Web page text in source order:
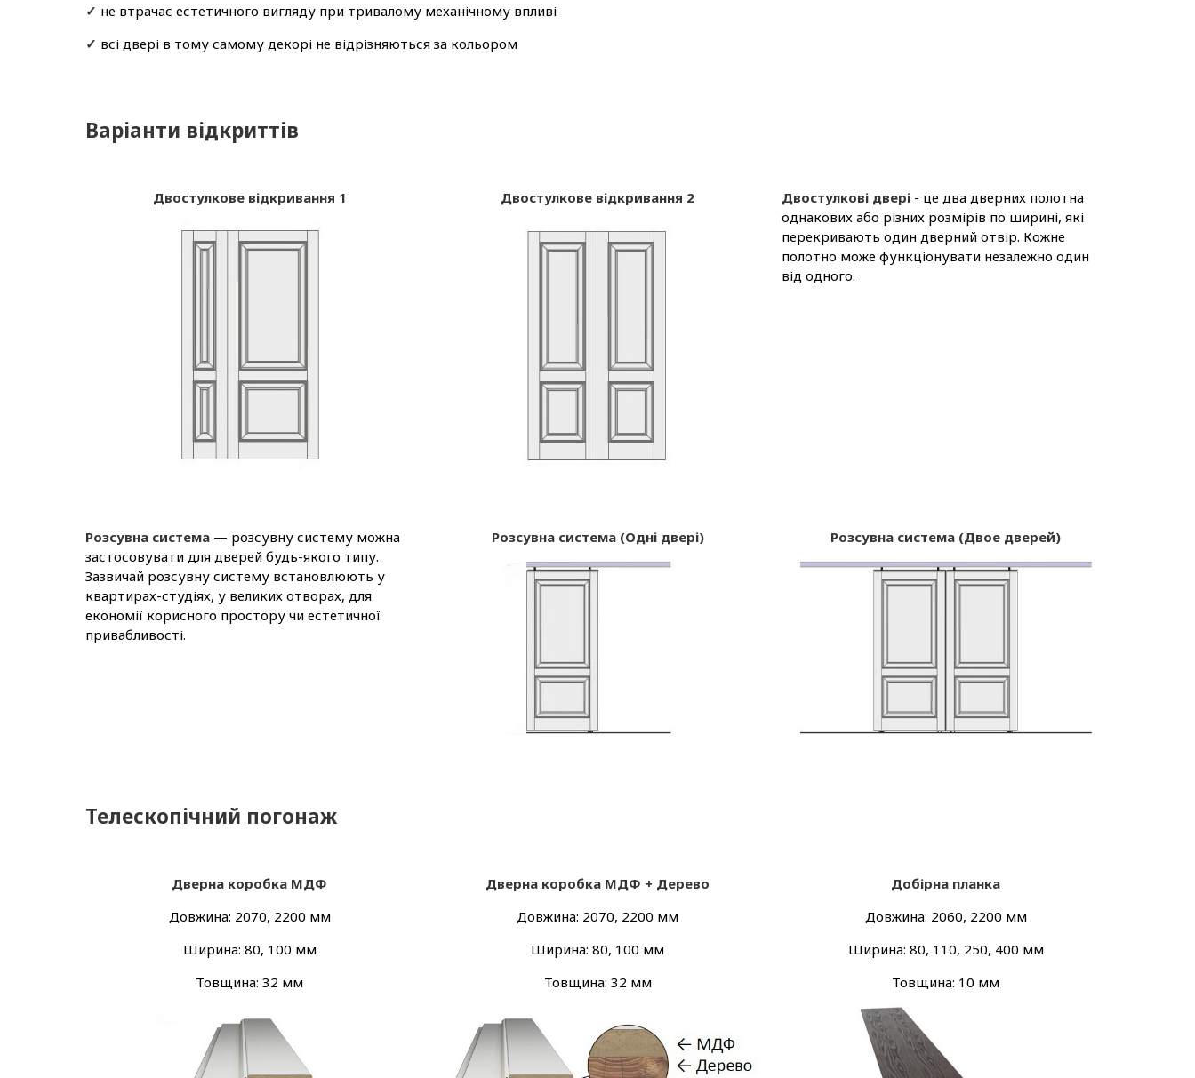
✓ не втрачає естетичного вигляду при тривалому механічному впливі
✓ всі двері в тому самому декорі не відрізняються за кольором
Варіанти відкриттів
Двостулкове відкривання 1 Двостулкове відкривання 2 Двостулкові двері - це два дверних полотна
однакових або різних розмірів по ширині, які
перекривають один дверний отвір. Кожне
полотно може функціонувати незалежно один
від одного.
Розсувна система — розсувну систему можна
застосовувати для дверей будь-якого типу.
Зазвичай розсувну систему встановлюють у
квартирах-студіях, у великих отворах, для
економії корисного простору чи естетичної
привабливості.
Розсувна система (Одні двері) Розсувна система (Двое дверей)
Телескопічний погонаж
Дверна коробка МДФ
Довжина: 2070, 2200 мм
Ширина: 80, 100 мм
Товщина: 32 мм
Дверна коробка МДФ + Дерево
Довжина: 2070, 2200 мм
Ширина: 80, 100 мм
Товщина: 32 мм
Добірна планка
Довжина: 2060, 2200 мм
Ширина: 80, 110, 250, 400 мм
Товщина: 10 мм